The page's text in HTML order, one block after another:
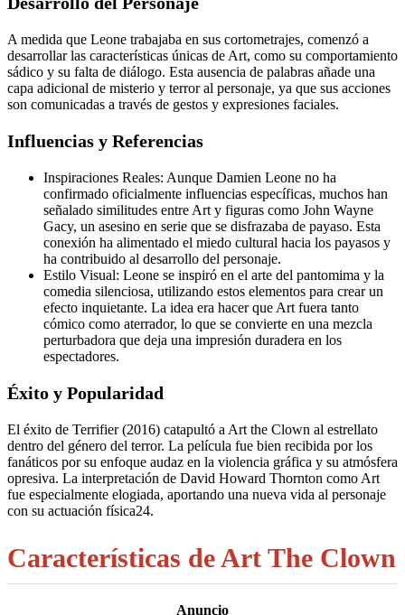
A medida que Leone trabajaba en sus cortometrajes, comenzó a
desarrollar las características únicas de Art, como su comportamiento
sádico y su falta de diálogo. Esta ausencia de palabras añade una
capa adicional de misterio y terror al personaje, ya que sus acciones
son comunicadas a través de gestos y expresiones faciales.
Influencias y Referencias
Inspiraciones Reales: Aunque Damien Leone no ha
confirmado oficialmente influencias específicas, muchos han
señalado similitudes entre Art y figuras como John Wayne
Gacy, un asesino en serie que se disfrazaba de payaso. Esta
conexión ha alimentado el miedo cultural hacia los payasos y
ha contribuido al desarrollo del personaje.
Estilo Visual: Leone se inspiró en el arte del pantomima y la
comedia silenciosa, utilizando estos elementos para crear un
efecto inquietante. La idea era hacer que Art fuera tanto
cómico como aterrador, lo que se convierte en una mezcla
perturbadora que deja una impresión duradera en los
espectadores.
Éxito y Popularidad
El éxito de Terrifier (2016) catapultó a Art the Clown al estrellato
dentro del género del terror. La película fue bien recibida por los
fanáticos por su enfoque audaz en la violencia gráfica y su atmósfera
opresiva. La interpretación de David Howard Thornton como Art
fue especialmente elogiada, aportando una nueva vida al personaje
con su actuación física24.
Características de Art The Clown